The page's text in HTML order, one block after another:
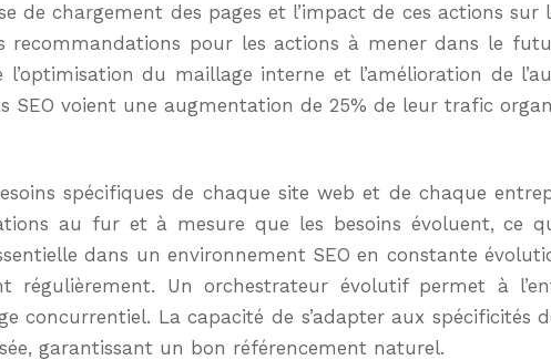
de chargement des pages et l’impact de ces actions
recommandations pour les actions à mener dans le
du maillage interne et l’amélioration de
SEO voient une augmentation de 25% de leur trafic
spécifiques de chaque site web et de chaque
au fur et à mesure que les besoins évoluent, ce
dans un environnement SEO en constante
régulièrement. Un orchestrateur évolutif permet à
concurrentiel. La capacité de s’adapter aux spécificités
garantissant un bon référencement naturel.